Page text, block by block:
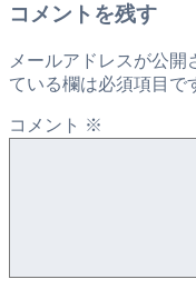
コメントを残す
メールアドレスが公開
ている欄は必須項目で
コメント ※